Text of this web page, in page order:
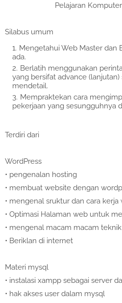
Pelajaran Komputer
Silabus umum
Mengetahui Web Master dan
ada.
Berlatih menggunakan
yang bersifat advance
mendetail.
Mempraktekan cara
pekerjaan yang sesungguhnya
Terdiri dari
WordPress
• pengenalan hosting
• membuat website dengan
• mengenal sruktur dan cara kerja
• Optimasi Halaman web untuk
• mengenal macam macam
• Beriklan di internet
Materi mysql
• instalasi xampp sebagai server
• hak akses user dalam mysql